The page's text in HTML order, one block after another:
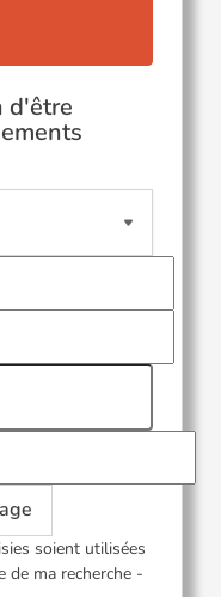
d'être
soient utilisées
de ma recherche -